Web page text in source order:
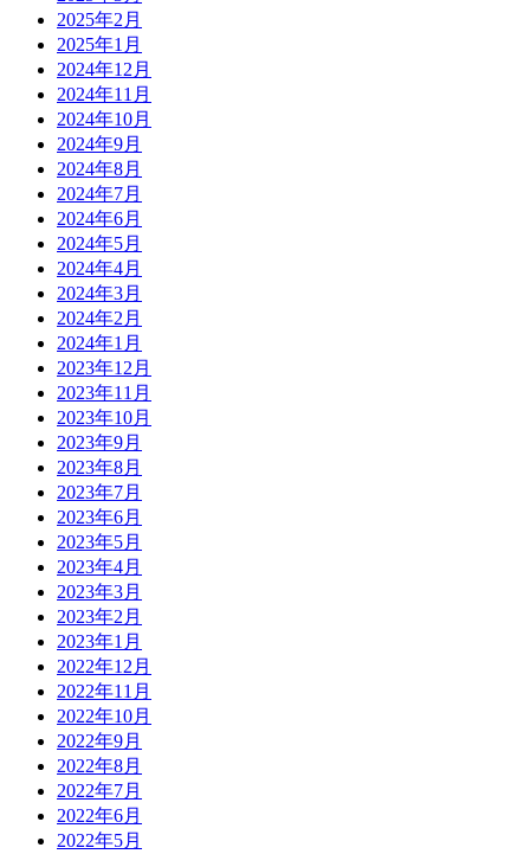
2025年2月
2025年1月
2024年12月
2024年11月
2024年10月
2024年9月
2024年8月
2024年7月
2024年6月
2024年5月
2024年4月
2024年3月
2024年2月
2024年1月
2023年12月
2023年11月
2023年10月
2023年9月
2023年8月
2023年7月
2023年6月
2023年5月
2023年4月
2023年3月
2023年2月
2023年1月
2022年12月
2022年11月
2022年10月
2022年9月
2022年8月
2022年7月
2022年6月
2022年5月